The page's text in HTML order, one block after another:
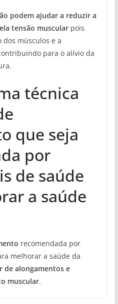
podem ajudar a reduzir a
tensão muscularpois
músculos e a
para o alívio da
técnica
que seja
por
de saúde
a saúde
recomendada por
melhorar a saúde da
de alongamentos e
muscular.